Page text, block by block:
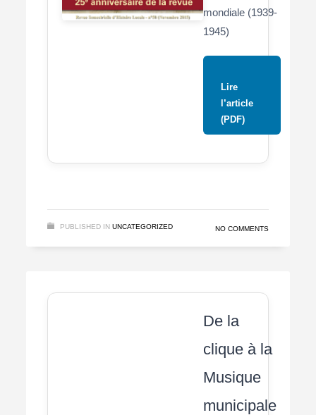
mondiale (1939-
1945)
Lire
l’article
(PDF)
PUBLISHED IN UNCATEGORIZED NO COMMENTS
De la
clique à la
Musique
municipale